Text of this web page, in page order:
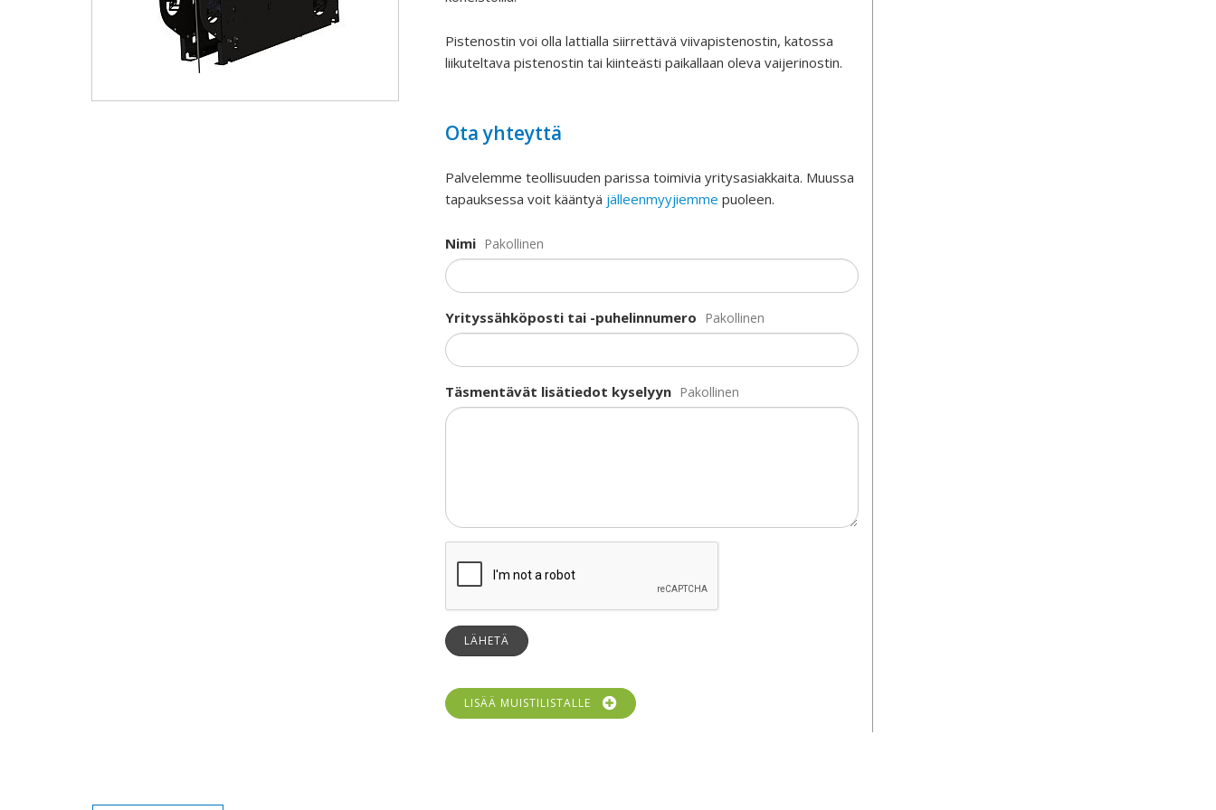
Pistenostin voi olla lattialla siirrettävä viivapistenostin, katossa
liikuteltava pistenostin tai kiinteästi paikallaan oleva vaijerinostin.
Ota yhteyttä
Palvelemme teollisuuden parissa toimivia yritysasiakkaita. Muussa
tapauksessa voit kääntyä jälleenmyyjiemme puoleen.
Nimi Pakollinen
Yrityssähköposti tai -puhelinnumero Pakollinen
Täsmentävät lisätiedot kyselyyn Pakollinen
LÄHETÄ
LISÄÄ MUISTILISTALLE